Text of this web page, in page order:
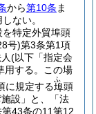
から第10条 ま
ない。
特定外貿埠頭
号)第3条第1項
(以下「指定会
する。
この場
に規定する埠
ふ
頭
設」と、「法
第43条の11第12